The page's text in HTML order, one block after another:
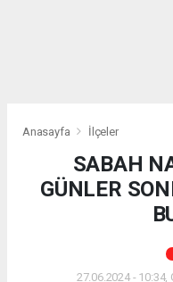
Anasayfa İlçeler
SABAH
GÜNLER
27.06.2024 - 10:34,